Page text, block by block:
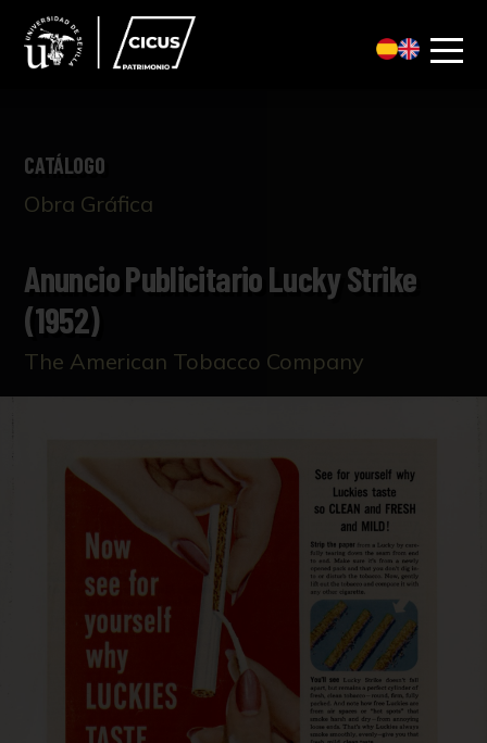
CATÁLOGO
Obra Gráfica
Anuncio Publicitario Lucky Strike
(1952)
The American Tobacco Company